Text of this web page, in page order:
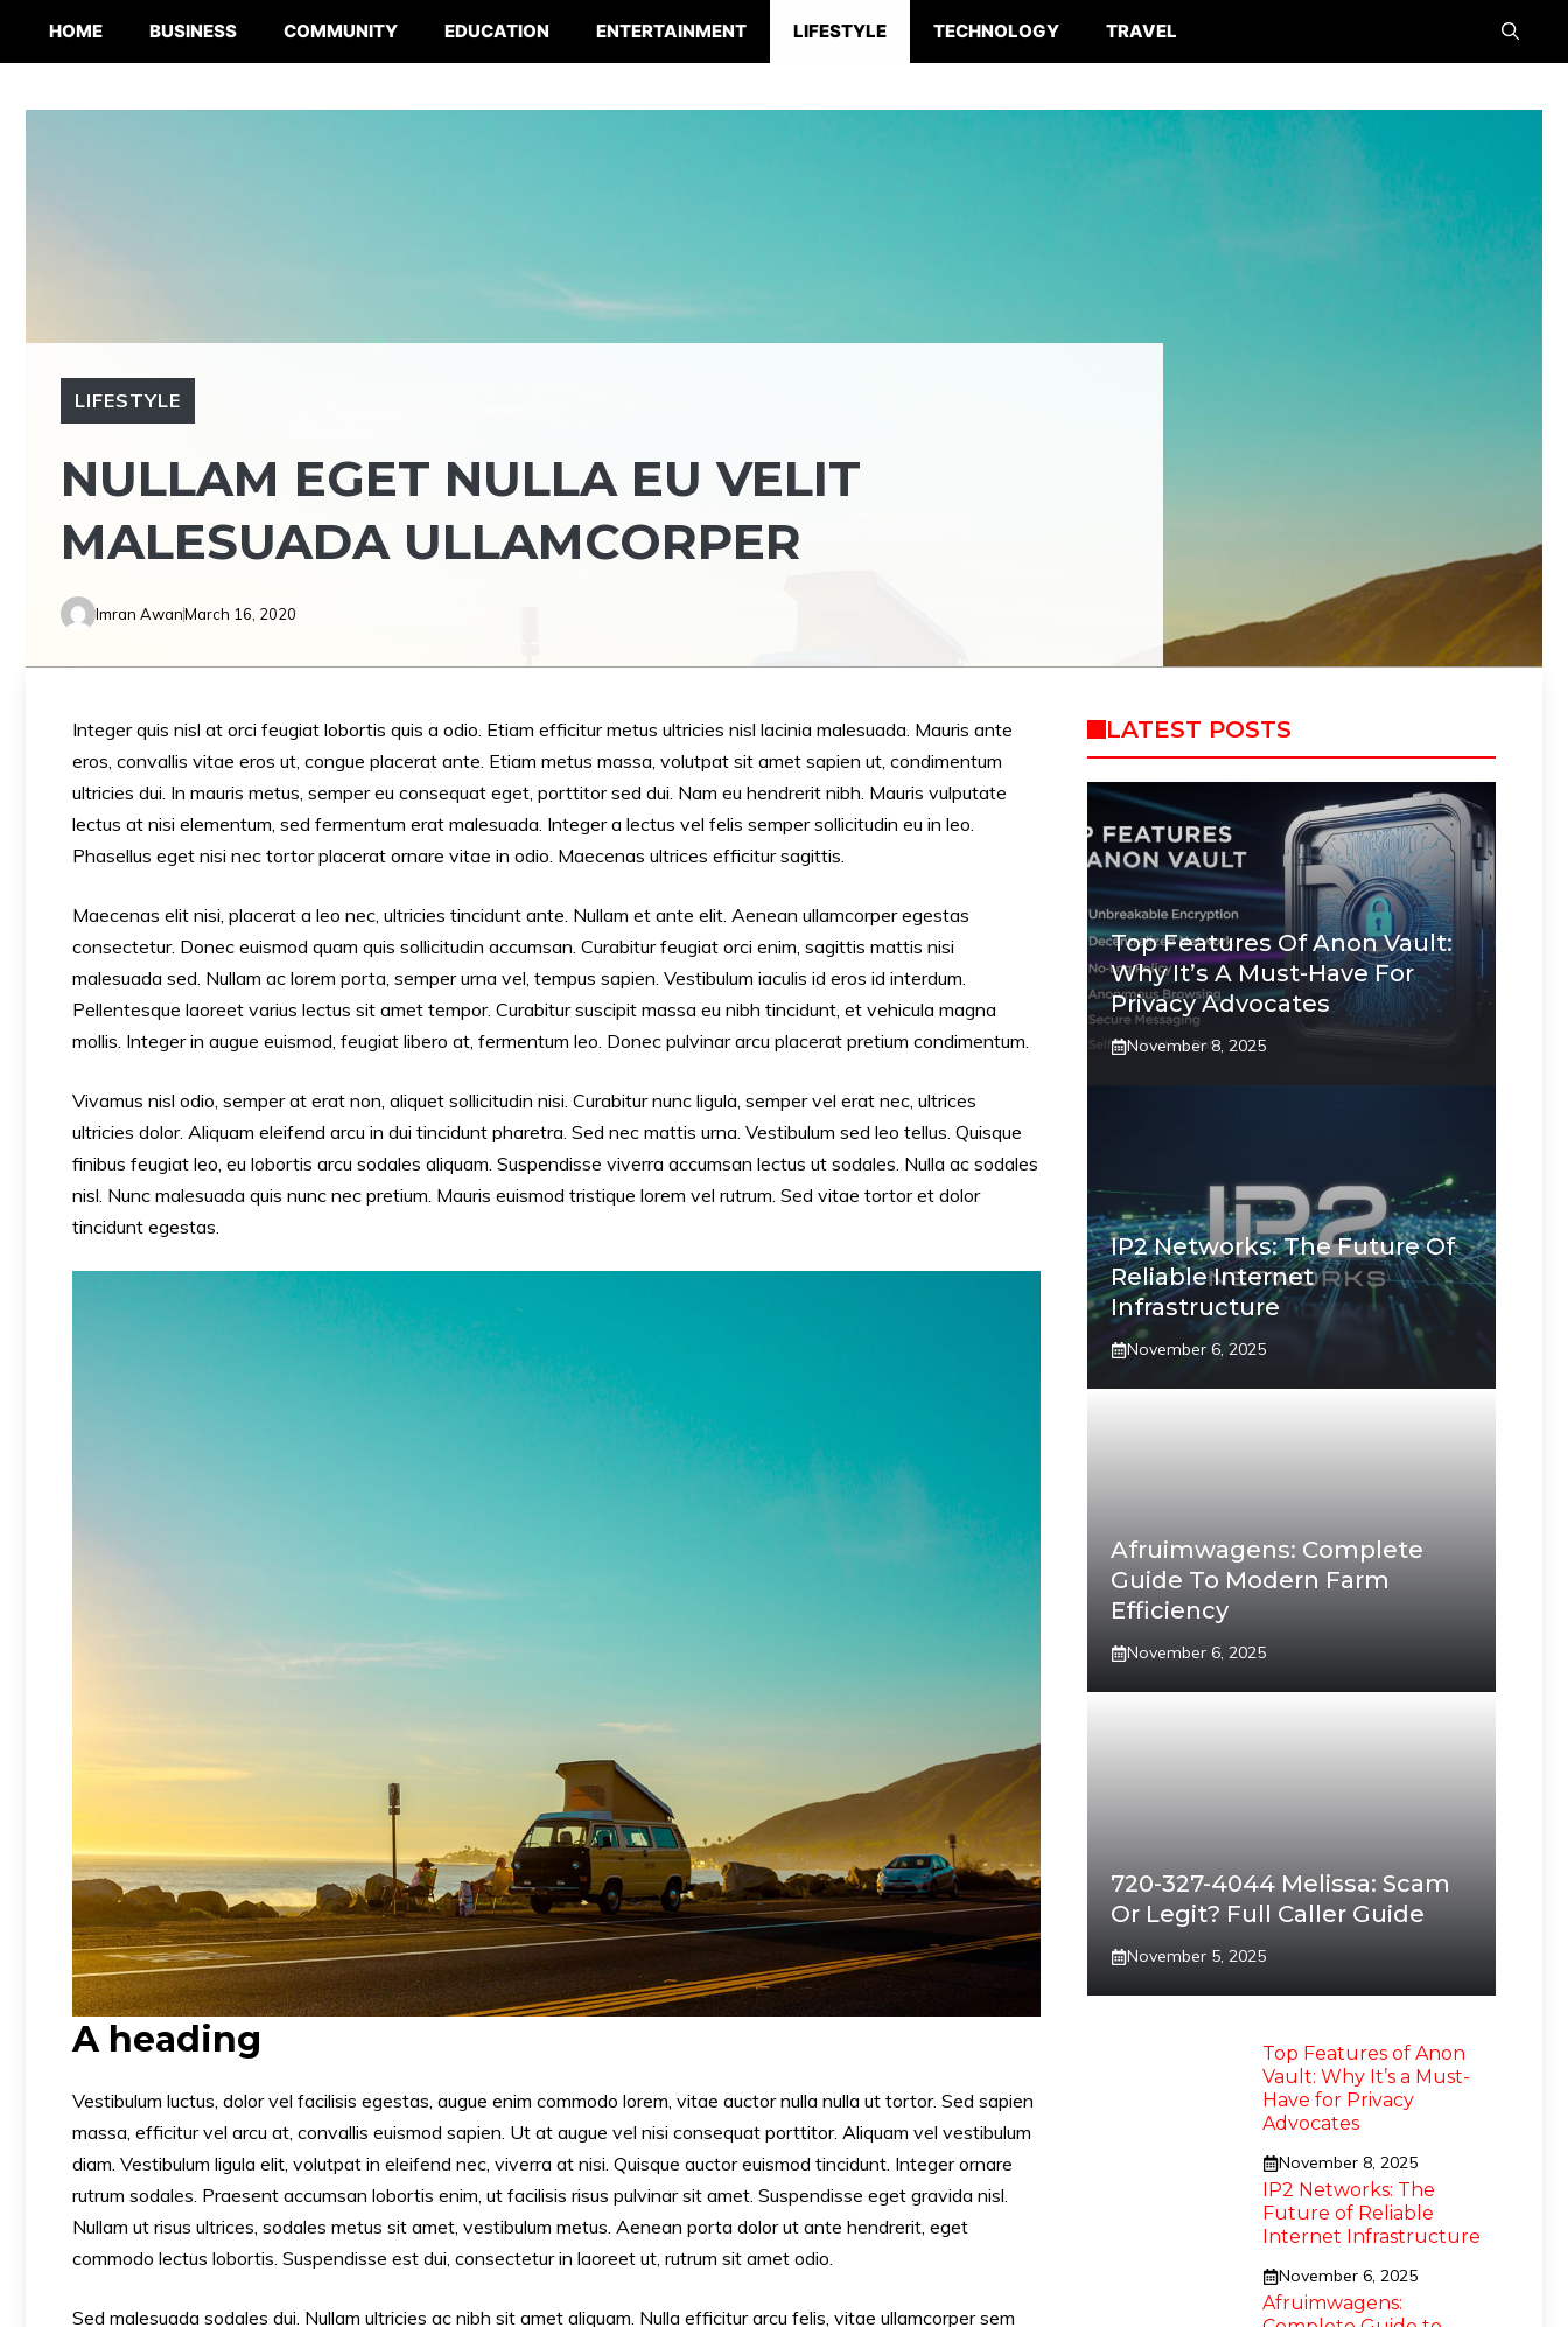
HOME BUSINESS COMMUNITY EDUCATION ENTERTAINMENT LIFESTYLE TECHNOLOGY TRAVEL
LIFESTYLE
NULLAM EGET NULLA EU VELIT
MALESUADA ULLAMCORPER
Imran AwanMarch 16, 2020
Integer quis nisl at orci feugiat lobortis quis a odio. Etiam efficitur metus ultricies nisl lacinia malesuada. Mauris ante
eros, convallis vitae eros ut, congue placerat ante. Etiam metus massa, volutpat sit amet sapien ut, condimentum
ultricies dui. In mauris metus, semper eu consequat eget, porttitor sed dui. Nam eu hendrerit nibh. Mauris vulputate
lectus at nisi elementum, sed fermentum erat malesuada. Integer a lectus vel felis semper sollicitudin eu in leo.
Phasellus eget nisi nec tortor placerat ornare vitae in odio. Maecenas ultrices efficitur sagittis.
Maecenas elit nisi, placerat a leo nec, ultricies tincidunt ante. Nullam et ante elit. Aenean ullamcorper egestas
consectetur. Donec euismod quam quis sollicitudin accumsan. Curabitur feugiat orci enim, sagittis mattis nisi
malesuada sed. Nullam ac lorem porta, semper urna vel, tempus sapien. Vestibulum iaculis id eros id interdum.
Pellentesque laoreet varius lectus sit amet tempor. Curabitur suscipit massa eu nibh tincidunt, et vehicula magna
mollis. Integer in augue euismod, feugiat libero at, fermentum leo. Donec pulvinar arcu placerat pretium condimentum.
Vivamus nisl odio, semper at erat non, aliquet sollicitudin nisi. Curabitur nunc ligula, semper vel erat nec, ultrices
ultricies dolor. Aliquam eleifend arcu in dui tincidunt pharetra. Sed nec mattis urna. Vestibulum sed leo tellus. Quisque
finibus feugiat leo, eu lobortis arcu sodales aliquam. Suspendisse viverra accumsan lectus ut sodales. Nulla ac sodales
nisl. Nunc malesuada quis nunc nec pretium. Mauris euismod tristique lorem vel rutrum. Sed vitae tortor et dolor
tincidunt egestas.
A heading
Vestibulum luctus, dolor vel facilisis egestas, augue enim commodo lorem, vitae auctor nulla nulla ut tortor. Sed sapien
massa, efficitur vel arcu at, convallis euismod sapien. Ut at augue vel nisi consequat porttitor. Aliquam vel vestibulum
diam. Vestibulum ligula elit, volutpat in eleifend nec, viverra at nisi. Quisque auctor euismod tincidunt. Integer ornare
rutrum sodales. Praesent accumsan lobortis enim, ut facilisis risus pulvinar sit amet. Suspendisse eget gravida nisl.
Nullam ut risus ultrices, sodales metus sit amet, vestibulum metus. Aenean porta dolor ut ante hendrerit, eget
commodo lectus lobortis. Suspendisse est dui, consectetur in laoreet ut, rutrum sit amet odio.
Sed malesuada sodales dui. Nullam ultricies ac nibh sit amet aliquam. Nulla efficitur arcu felis, vitae ullamcorper sem
LATEST POSTS
Top Features Of Anon Vault:
Why It’s A Must-Have For
Privacy Advocates
November 8, 2025
IP2 Networks: The Future Of
Reliable Internet
Infrastructure
November 6, 2025
Afruimwagens: Complete
Guide To Modern Farm
Efficiency
November 6, 2025
720-327-4044 Melissa: Scam
Or Legit? Full Caller Guide
November 5, 2025
Top Features of Anon
Vault: Why It’s a Must-
Have for Privacy
Advocates
November 8, 2025
IP2 Networks: The
Future of Reliable
Internet Infrastructure
November 6, 2025
Afruimwagens: